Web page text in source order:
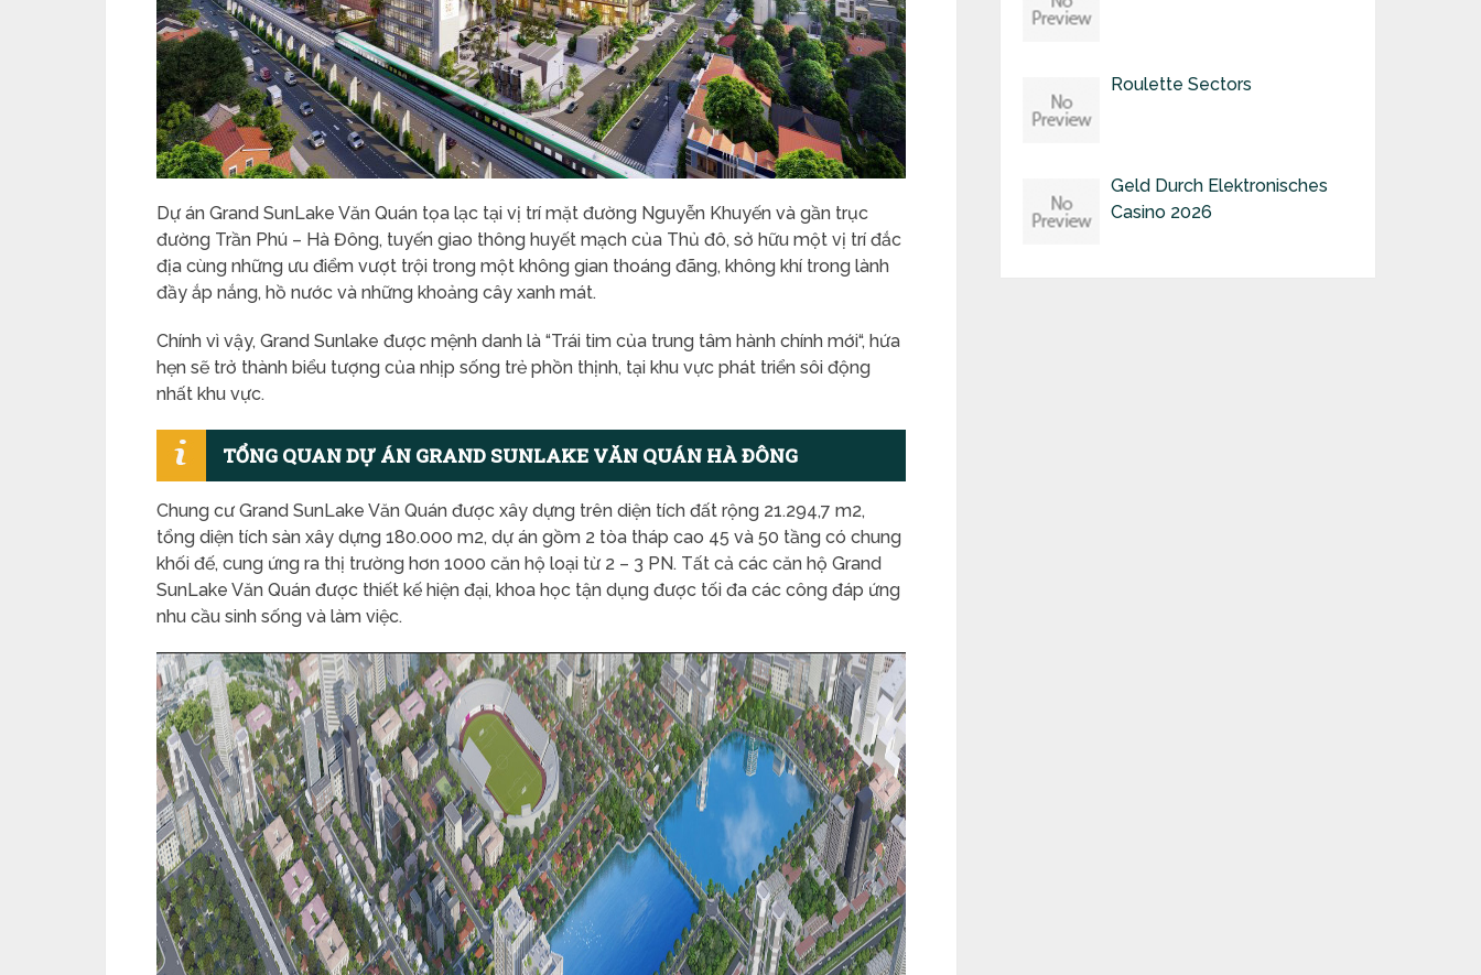
Dự án Grand SunLake Văn Quán tọa lạc tại vị trí mặt đường Nguyễn Khuyến và gần trục
đường Trần Phú – Hà Đông, tuyến giao thông huyết mạch của Thủ đô, sở hữu một vị trí đắc
địa cùng những ưu điểm vượt trội trong một không gian thoáng đãng, không khí trong lành
đầy ắp nắng, hồ nước và những khoảng cây xanh mát.
Chính vì vậy, Grand Sunlake được mệnh danh là “Trái tim của trung tâm hành chính mới“, hứa
hẹn sẽ trở thành biểu tượng của nhịp sống trẻ phồn thịnh, tại khu vực phát triển sôi động
nhất khu vực.
TỔNG QUAN DỰ ÁN GRAND SUNLAKE VĂN QUÁN HÀ ĐÔNG
Chung cư Grand SunLake Văn Quán được xây dựng trên diện tích đất rộng 21.294,7 m2,
tổng diện tích sàn xây dựng 180.000 m2, dự án gồm 2 tòa tháp cao 45 và 50 tầng có chung
khối đế, cung ứng ra thị trường hơn 1000 căn hộ loại từ 2 – 3 PN. Tất cả các căn hộ Grand
SunLake Văn Quán được thiết kế hiện đại, khoa học tận dụng được tối đa các công đáp ứng
nhu cầu sinh sống và làm việc.
Roulette Sectors
Geld Durch Elektronisches
Casino 2026